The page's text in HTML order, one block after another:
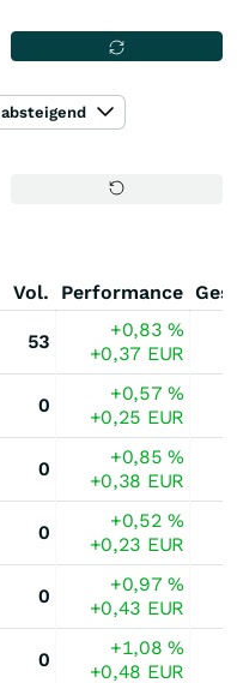
absteigend
Vol. Performance
53
+0,83%
+0,37 EUR
0
+0,57%
+0,25 EUR
0
+0,85%
+0,38 EUR
0
+0,52%
+0,23 EUR
0
+0,97%
+0,43 EUR
0
+1,08%
+0,48 EUR